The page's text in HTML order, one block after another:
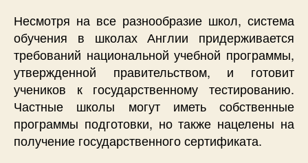
Несмотря на все разнообразие школ, система
обучения в школах Англии придерживается
требований национальной учебной программы,
утвержденной правительством, и готовит
учеников к государственному тестированию.
Частные школы могут иметь собственные
программы подготовки, но также нацелены на
получение государственного сертификата.